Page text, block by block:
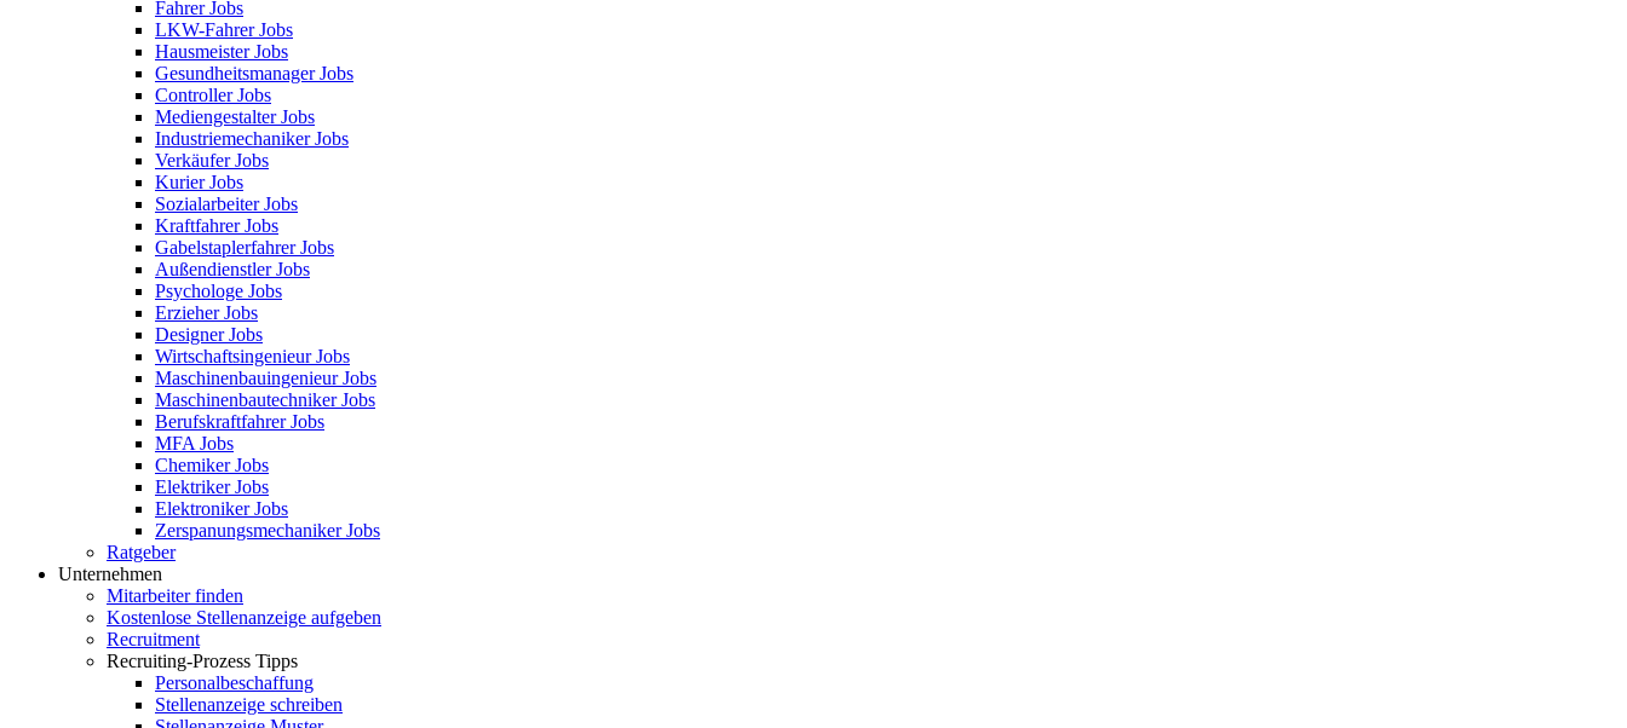
Fahrer Jobs
LKW-Fahrer Jobs
Hausmeister Jobs
Gesundheitsmanager Jobs
Controller Jobs
Mediengestalter Jobs
Industriemechaniker Jobs
Verkäufer Jobs
Kurier Jobs
Sozialarbeiter Jobs
Kraftfahrer Jobs
Gabelstaplerfahrer Jobs
Außendienstler Jobs
Psychologe Jobs
Erzieher Jobs
Designer Jobs
Wirtschaftsingenieur Jobs
Maschinenbauingenieur Jobs
Maschinenbautechniker Jobs
Berufskraftfahrer Jobs
MFA Jobs
Chemiker Jobs
Elektriker Jobs
Elektroniker Jobs
Zerspanungsmechaniker Jobs
Ratgeber
Unternehmen
Mitarbeiter finden
Kostenlose Stellenanzeige aufgeben
Recruitment
Recruiting-Prozess Tipps
Personalbeschaffung
Stellenanzeige schreiben